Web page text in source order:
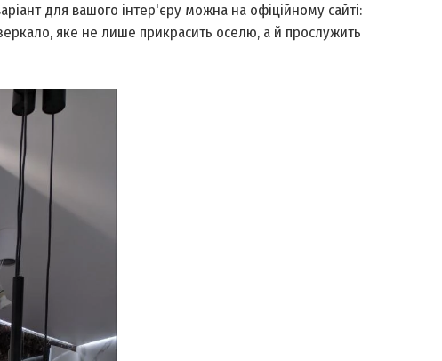
для вашого інтер'єру можна на офіційному сайті:
яке не лише прикрасить оселю, а й прослужить